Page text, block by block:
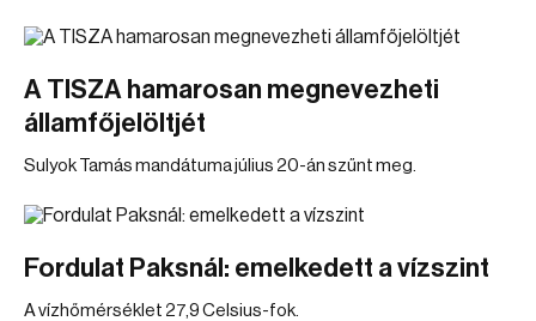
A TISZA hamarosan megnevezheti
államfőjelöltjét
Sulyok Tamás mandátuma július 20-án szűnt meg.
Fordulat Paksnál: emelkedett a vízszint
A vízhőmérséklet 27,9 Celsius-fok.